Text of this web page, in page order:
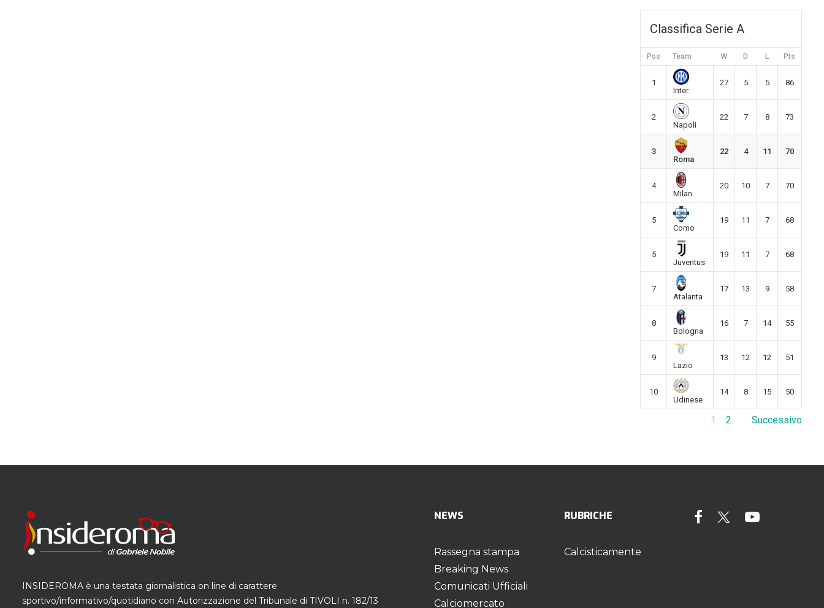
Classifica Serie A
Pos Team W D L Pts
1
Inter
27 5 5 86
2
Napoli
22 7 8 73
3
Roma
22 4 11 70
4
Milan
20 10 7 70
5
Como
19 11 7 68
5
Juventus
19 11 7 68
7
Atalanta
17 13 9 58
8
Bologna
16 7 14 55
9
Lazio
13 12 12 51
10
Udinese
14 8 15 50
1 2 Successivo
INSIDEROMA è una testata giornalistica on line di carattere
sportivo/informativo/quotidiano con Autorizzazione del Tribunale di TIVOLI n. 182/13
NEWS
Rassegna stampa
Breaking News
Comunicati Ufficiali
Calciomercato
RUBRICHE
Calcisticamente